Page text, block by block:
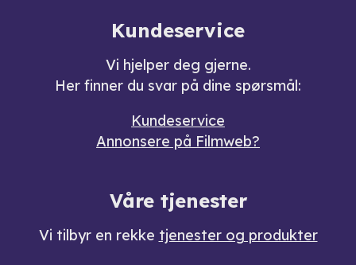
Kundeservice
Vi hjelper deg gjerne.
Her finner du svar på dine spørsmål:
Kundeservice
Annonsere på Filmweb?
Våre tjenester
Vi tilbyr en rekke tjenester og produkter